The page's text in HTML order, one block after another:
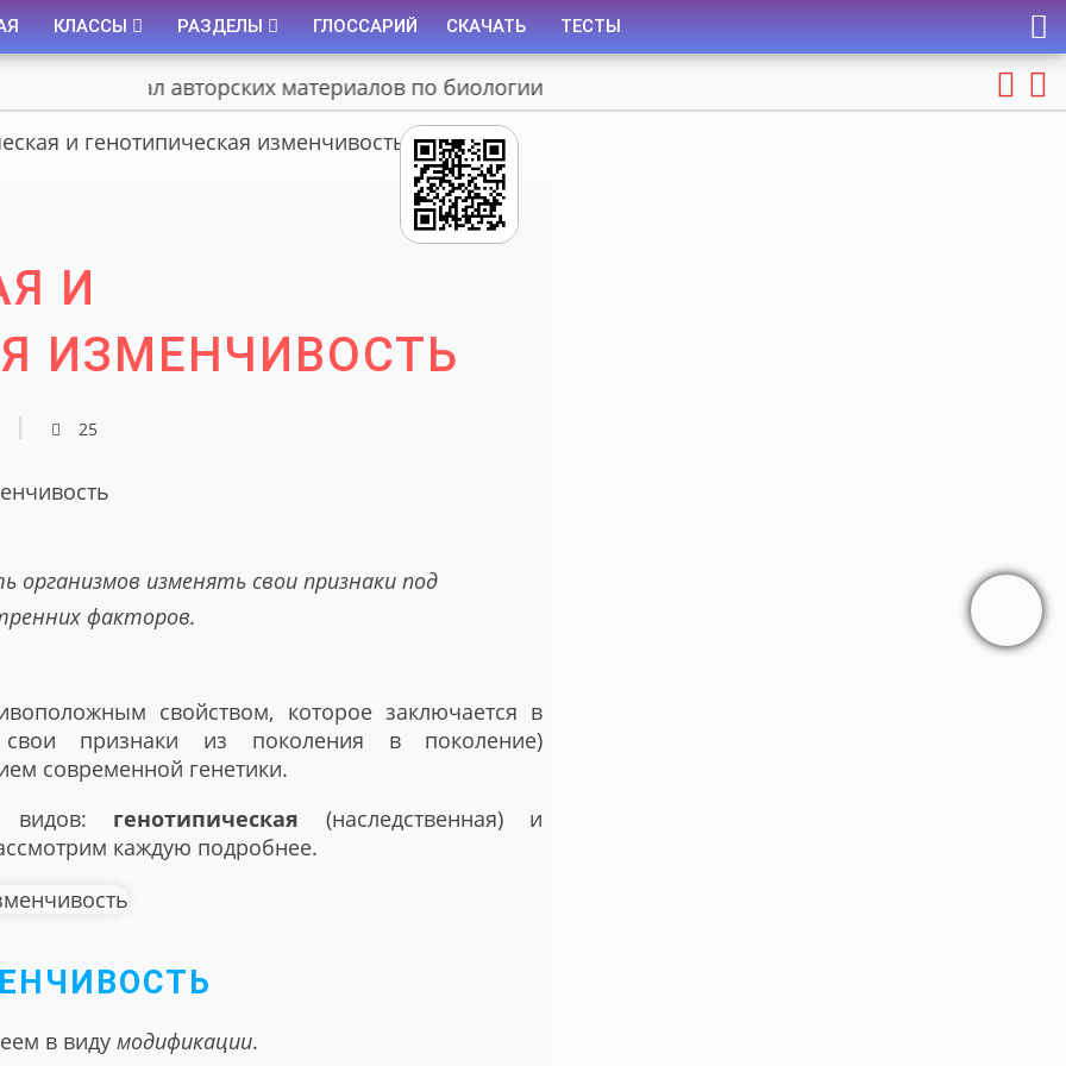
КЛАССЫ РАЗДЕЛЫ ГЛОССАРИЙ СКАЧАТЬ ТЕСТЫ
Портал авторских материалов по биологии
и генотипическая изменчивость
И
ИЗМЕНЧИВОСТЬ
25
организмов изменять свои признаки под
факторов.
свойством, которое заключается в
свои признаки из поколения в поколение)
современной генетики.
видов: генотипическая (наследственная) и
каждую подробнее.
в виду модификации.